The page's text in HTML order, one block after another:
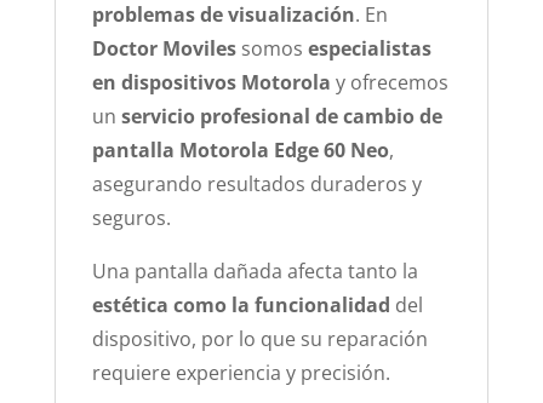
problemas de visualización. En
Doctor Movilessomos especialistas
en dispositivos Motorola y ofrecemos
un servicio profesional de cambio de
pantalla Motorola Edge 60 Neo,
asegurando resultados duraderos y
seguros.
Una pantalla dañada afecta tanto la
estética como la funcionalidad del
dispositivo, por lo que su reparación
requiere experiencia y precisión.